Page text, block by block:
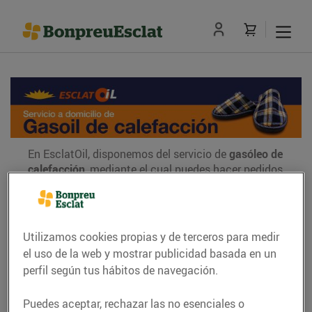
En EsclatOil, disponemos del servicio degasóleo de
calefacción, mediante el cual puedes hacer pedidos
hacer pedidos e información, puedes llamar al
a:gasoil@esclatoil.cat.
Te lo ponemos fácil:
Utilizamos cookies propias y de terceros para medir
el uso de la web y mostrar publicidad basada en un
perfil según tus hábitos de navegación.
Puedes aceptar, rechazar las no esenciales o